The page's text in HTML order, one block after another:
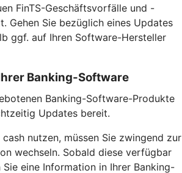
FinTS-Geschäftsvorfälle und -
Gehen Sie bezüglich eines Updates
ggf. auf Ihren Software-Hersteller
Banking-Software
Banking-Software-Produkte
Updates bereit.
cash nutzen, müssen Sie zwingend zur
wechseln. Sobald diese verfügbar
Sie eine Information in Ihrer Banking-